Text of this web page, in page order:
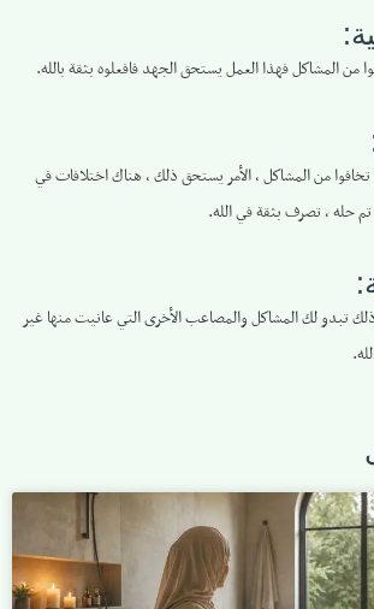
من المشاكل فهذا العمل يستحق الجهد فافعلوه بثقة بالله.
تخافوا من المشاكل ، الأمر يستحق ذلك ، هناك اختلافات في
حله ، تصرف بثقة في الله.
تبدو لك المشاكل والمصاعب الأخرى التي عانيت منها غير